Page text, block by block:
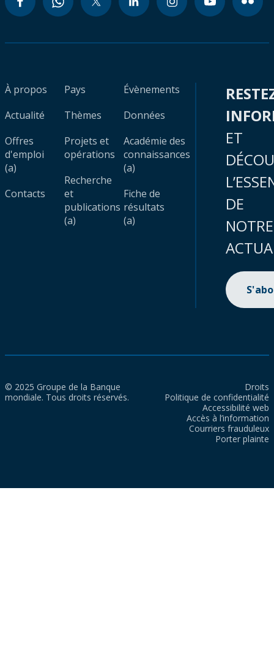
À propos
Actualité
Offres
d'emploi
(a)
Contacts
Pays
Thèmes
Projets et
opérations
Recherche
et
publications
(a)
Évènements
Données
Académie des
connaissances
(a)
Fiche de
résultats
(a)
ET
DE
NOTRE
© 2025 Groupe de la Banque
mondiale. Tous droits réservés.
Droits
Politique de confidentialité
Accessibilité web
Accès à l’information
Courriers frauduleux
Porter plainte